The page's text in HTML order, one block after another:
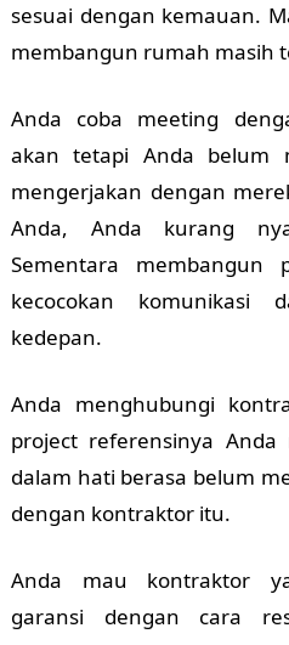
sesuai dengan kemauan.
membangun rumah masih
Anda coba meeting
akan tetapi Anda belum
mengerjakan dengan
Anda, Anda kurang
Sementara membangun
kecocokan komunikasi
kedepan.
Anda menghubungi
project referensinya
dalam hati berasa belum
dengan kontraktor itu.
Anda mau kontraktor
garansi dengan cara